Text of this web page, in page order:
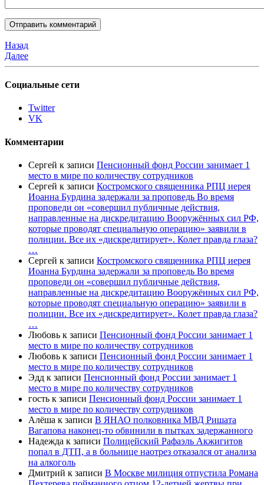
Назад
Далее
Социальные сети
Twitter
VK
Комментарии
Сергей к записи Пенсионный фонд России занимает 1
место в мире по количеству сотрудников
Сергей к записи Костромского священника РПЦ иерея
Иоанна Бурдина задержали за проповедь Во время
проповеди он «совершил публичные действия,
направленные на дискредитацию Вооружённых сил РФ,
которые проводят специальную операцию» заявили в
полиции. Все их «дискредитирует». Колет правда глаза?
…
Сергей к записи Костромского священника РПЦ иерея
Иоанна Бурдина задержали за проповедь Во время
проповеди он «совершил публичные действия,
направленные на дискредитацию Вооружённых сил РФ,
которые проводят специальную операцию» заявили в
полиции. Все их «дискредитирует». Колет правда глаза?
…
Любовь к записи Пенсионный фонд России занимает 1
место в мире по количеству сотрудников
Любовь к записи Пенсионный фонд России занимает 1
место в мире по количеству сотрудников
Эдд к записи Пенсионный фонд России занимает 1
место в мире по количеству сотрудников
гость к записи Пенсионный фонд России занимает 1
место в мире по количеству сотрудников
Алёша к записи В ЯНАО полковника МВД Ришата
Вагапова наконец-то обвинили в пытках задержанного
Надежда к записи Полицейский Рафаэль Акжигитов
попал в ДТП, а в больнице наотрез отказался от анализа
на алкоголь
Дмитрий к записи В Москве милиция отпустила Романа